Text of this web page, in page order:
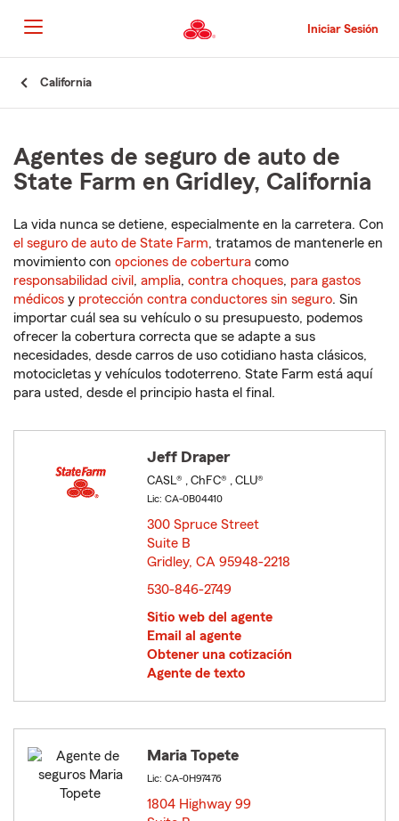
al
contenido
principal
Iniciar Sesión
California
Agentes de seguro de auto de
State Farm en Gridley, California
La vida nunca se detiene, especialmente en la carretera. Con
el seguro de auto de State Farm, tratamos de mantenerle en
movimiento con opciones de cobertura como
responsabilidad civil , amplia, contra choques, para gastos
médicos y protección contra conductores sin seguro. Sin
importar cuál sea su vehículo o su presupuesto, podemos
ofrecer la cobertura correcta que se adapte a sus
necesidades, desde carros de uso cotidiano hasta clásicos,
motocicletas y vehículos todoterreno. State Farm está aquí
para usted, desde el principio hasta el final.
Jeff Draper
CASL® , ChFC® , CLU®
Lic: CA-0B04410
300 Spruce Street
Suite B
Gridley, CA 95948-2218
530-846-2749
Sitio web del agente
Email al agente
Obtener una cotización
Agente de texto
Maria Topete
Lic: CA-0H97476
1804 Highway 99